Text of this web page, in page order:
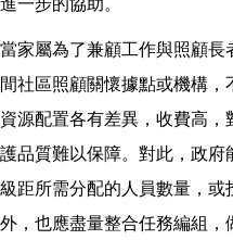
進一步的協助。
當家屬為了兼顧工作與照顧長
間社區照顧關懷據點或機構
資源配置各有差異，收費高
護品質難以保障。對此，政
級距所需分配的人員數量，或
外，也應盡量整合任務編組